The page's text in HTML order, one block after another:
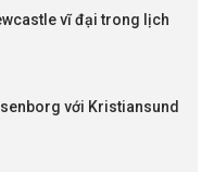
vĩ đại trong lịch
với Kristiansund